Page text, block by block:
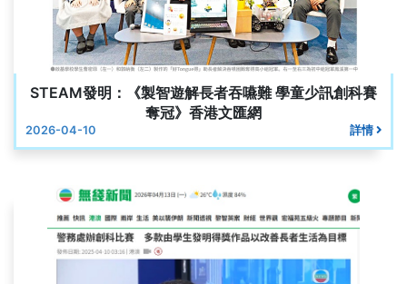
STEAM發明：《製智遊解長者吞嚥難 學童少訊創科賽
奪冠》香港文匯網
2026-04-10 詳情